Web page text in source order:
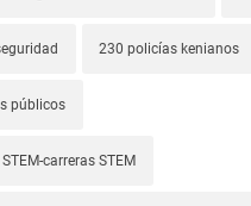
230 policías kenianos
públicos
carreras STEM